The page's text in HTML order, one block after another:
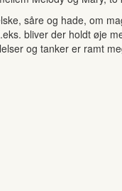
såre og hade, om
bliver der holdt øje
og tanker er ramt